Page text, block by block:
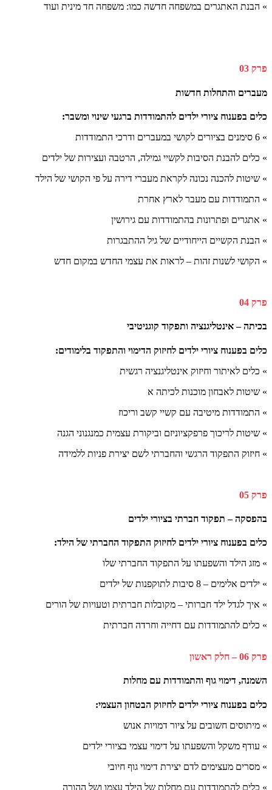
» הבנת האתגרים במשפחה חדשה כמו: משפחה חד מינית ועוד
פרק 03
מעברים והתחלות חדשות
כלים בפענוח ציורי ילדים להתמודדות ברגעי שינוי ומשבר:
» 6 סימנים בציורים לקושי במעברים ודרכי התמודדות
» כלים להבנת הסיבות לקשיי גמילה, הרטבה ועצירות של ילדים
» שיטות להכנה נכונה לקראת מעברי דירה על פי הקושי של הילד
» התמודדות עם מעבר לארץ אחרת
» אתגרים ופתרונות בהתמודדות עם גירושין
» הבנת הקשיים הייחודיים של גיל ההתבגרות
» הקושי לשנות זהות – לראות את עצמי החדש במקום חדש
פרק 04
בכיתה – אינטליגנציה ותפקוד קוגניטיבי
כלים בפענוח ציורי ילדים לחיזוק הדימוי והתפקוד בלימודים:
» כלים לאיתור וחיזוק אינטליגנציה רגשית
» שיטות לאבחון מוכנות לכיתה א
» התמודדות מיטיבה עם קשיי קשב וריכוז
» שיטות לריכוך פרפקציוניזם וביקורת עצמית כמנגנוני הגנה
» חיזוק התפקוד הרגשי והחברתי לשם יצירת פניות ללמידה
פרק 05
בהפסקה – תפקוד חברתי בציורי ילדים
כלים בפענוח ציורי ילדים לחיזוק התפקוד החברתי של הילד:
» מזג הילד והשפעתו על התפקוד החברתי שלו
» ילדים אלימים – 8 סיבות לתוקפנות של ילדים
» איך לגדל ילד חברותי – מקובלות חברתית וטעויות של הורים
» כלים להתמודדות עם דחייה וחרדה חברתית
פרק 06 – חלק ראשון
השמנה, דימוי גוף והתמודדות עם מחלות
כלים בפענוח ציורי ילדים לחיזוק הבטחון העצמי:
» מיתוסים חשובים על ציור דמויות אנוש
» עודף משקל והשפעתו על דימוי עצמי בציורי ילדים
» מסרים מעצימים לדם יצירת דימוי גוף חיובי
» כלים להתמודדות עם מחלות של הילד עצמו ושל ההורה